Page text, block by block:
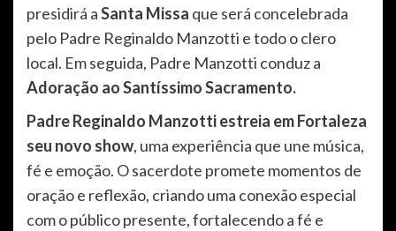
presidirá aSanta Missa que será concelebrada
pelo Padre Reginaldo Manzotti e todo o clero
local. Em seguida, Padre Manzotti conduz a
Adoração ao Santíssimo Sacramento.
Padre Reginaldo Manzottiestreia em Fortaleza
seu novo show, uma experiência que une música,
fé e emoção. O sacerdote promete momentos de
oração e reflexão, criando uma conexão especial
com o público presente, fortalecendo a fé e